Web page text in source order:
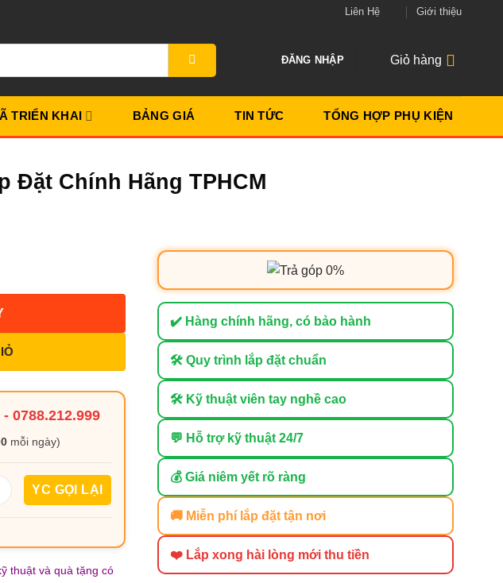
Liên Hệ Giới thiệu
ĐĂNG NHẬP Giỏ hàng
TRIỂN KHAI BẢNG GIÁ TIN TỨC TỔNG HỢP PHỤ KIỆN
Đặt Chính Hãng TPHCM
-0788.212.999
mỗi ngày)
thuật và quà tặng có
✔️ Hàng chính hãng, có bảo hành
🛠 Quy trình lắp đặt chuẩn
🛠 Kỹ thuật viên tay nghề cao
💬 Hỗ trợ kỹ thuật 24/7
💰 Giá niêm yết rõ ràng
🚚 Miễn phí lắp đặt tận nơi
❤️ Lắp xong hài lòng mới thu tiền